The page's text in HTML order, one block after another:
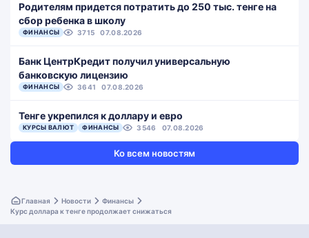
Родителям придется потратить до 250 тыс. тенге на
сбор ребенка в школу
ФИНАНСЫ 3715 07.08.2026
Банк ЦентрКредит получил универсальную
банковскую лицензию
ФИНАНСЫ 3641 07.08.2026
Тенге укрепился к доллару и евро
КУРСЫ ВАЛЮТ ФИНАНСЫ 3546 07.08.2026
Ко всем новостям
Главная Новости
Финансы
Курс доллара к тенге продолжает снижаться